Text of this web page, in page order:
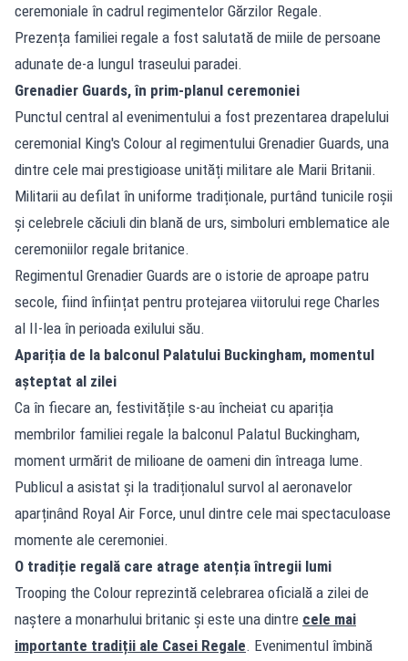
ceremoniale în cadrul regimentelor Gărzilor Regale.
Prezența familiei regale a fost salutată de miile de persoane
adunate de-a lungul traseului paradei.
Grenadier Guards, în prim-planul ceremoniei
Punctul central al evenimentului a fost prezentarea drapelului
ceremonial King's Colour al regimentului Grenadier Guards, una
dintre cele mai prestigioase unități militare ale Marii Britanii.
Militarii au defilat în uniforme tradiționale, purtând tunicile roșii
și celebrele căciuli din blană de urs, simboluri emblematice ale
ceremoniilor regale britanice.
Regimentul Grenadier Guards are o istorie de aproape patru
secole, fiind înființat pentru protejarea viitorului rege Charles
al II-lea în perioada exilului său.
Apariția de la balconul Palatului Buckingham, momentul
așteptat al zilei
Ca în fiecare an, festivitățile s-au încheiat cu apariția
membrilor familiei regale la balconul Palatul Buckingham,
moment urmărit de milioane de oameni din întreaga lume.
Publicul a asistat și la tradiționalul survol al aeronavelor
aparținând Royal Air Force, unul dintre cele mai spectaculoase
momente ale ceremoniei.
O tradiție regală care atrage atenția întregii lumi
Trooping the Colour reprezintă celebrarea oficială a zilei de
naștere a monarhului britanic și este una dintre cele mai
importante tradiții ale Casei Regale. Evenimentul îmbină